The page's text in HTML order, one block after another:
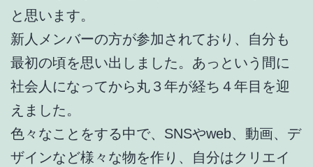
と思います。
新人メンバーの方が参加されており、自分も
最初の頃を思い出しました。あっという間に
社会人になってから丸３年が経ち４年目を迎
えました。
色々なことをする中で、SNSやweb、動画、デ
ザインなど様々な物を作り、自分はクリエイ